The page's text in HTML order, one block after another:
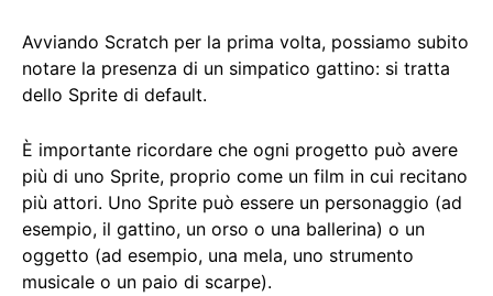
Avviando Scratch per la prima volta, possiamo subito
notare la presenza di un simpatico gattino: si tratta
dello Sprite di default.
È importante ricordare che ogni progetto può avere
più di uno Sprite, proprio come un film in cui recitano
più attori. Uno Sprite può essere un personaggio (ad
esempio, il gattino, un orso o una ballerina) o un
oggetto (ad esempio, una mela, uno strumento
musicale o un paio di scarpe).